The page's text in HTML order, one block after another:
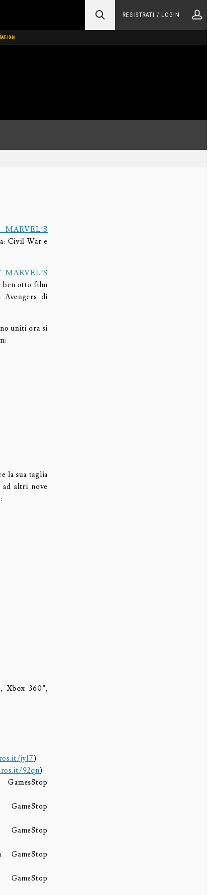
REGISTRATI / LOGIN
Civil War e
MARVEL’S
ben otto film
Avengers di
uniti ora si
la sua taglia
ad altri nove
Xbox 360®,
jyl7)
92qn)